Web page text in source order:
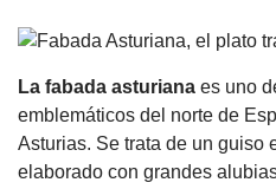
La fabada asturiana es uno
emblemáticos del norte de
Asturias. Se trata de un guiso
elaborado con grandes